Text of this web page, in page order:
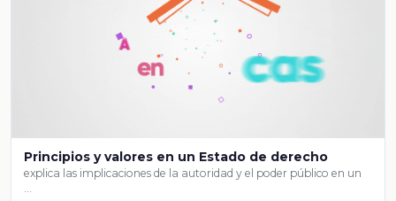
Principios y valores en un Estado de derecho
explica las implicaciones de la autoridad y el poder público en un